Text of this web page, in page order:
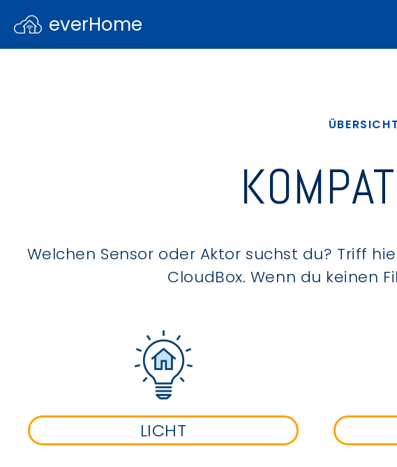
everHome
Welchen Sensor oder Aktor suchst du? Triff
CloudBox. Wenn du keinen
LICHT